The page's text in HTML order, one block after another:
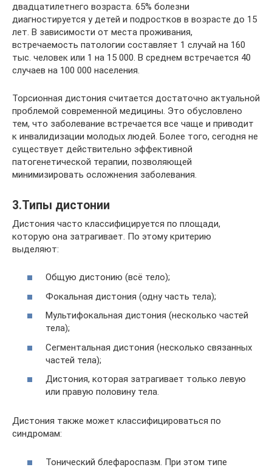
двадцатилетнего возраста. 65% болезни
диагностируется у детей и подростков в возрасте до 15
лет. В зависимости от места проживания,
встречаемость патологии составляет 1 случай на 160
тыс. человек или 1 на 15 000. В среднем встречается 40
случаев на 100 000 населения.
Торсионная дистония считается достаточно актуальной
проблемой современной медицины. Это обусловлено
тем, что заболевание встречается все чаще и приводит
к инвалидизации молодых людей. Более того, сегодня не
существует действительно эффективной
патогенетической терапии, позволяющей
минимизировать осложнения заболевания.
3.Типы дистонии
Дистония часто классифицируется по площади,
которую она затрагивает. По этому критерию
выделяют:
Общую дистонию (всё тело);
Фокальная дистония (одну часть тела);
Мультифокальная дистония (несколько частей
тела);
Сегментальная дистония (несколько связанных
частей тела);
Дистония, которая затрагивает только левую
или правую половину тела.
Дистония также может классифицироваться по
синдромам:
Тонический блефароспазм. При этом типе